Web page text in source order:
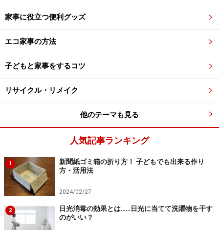
2,100円（税込）
●関連サイト～新生活におすすめの家事グッズ～*月兎
印のボール＆バット
工房アイザワのちゅうぼうこもの
* ピュアリネンのキッチンクロス * DEAN&DELUCAのマグ
from 雑貨サイト * 「末永い幸せ」という名の中国茶
※記事内容は執筆時点のものです。最新の内容をご確認くださ
い。
【編集部おすすめの購入サイト】
家事に役立つ便利グッズ
エコ家事の方法
子どもと家事をするコツ
リサイクル・リメイク
他のテーマも見る
人気記事ランキング
1
新聞紙ゴミ箱の折り方！ 子どもでも出来る作り
方・活用法
2024/02/27
2
日光消毒の効果とは……日光に当てて洗濯物を干す
のがいい？